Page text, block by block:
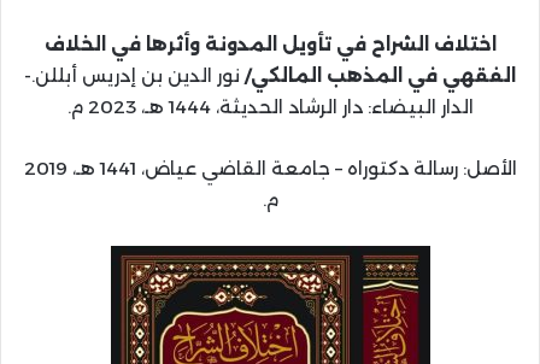
اختلاف الشراح في تأويل المدونة وأثرها في الخلاف
الفقهي في المذهب المالكي/ نور الدين بن إدريس أبللن.-
الدار البيضاء: دار الرشاد الحديثة، 1444 هـ، 2023 م.
الأصل: رسالة دكتوراه – جامعة القاضي عياض، 1441 هـ، 2019
م.